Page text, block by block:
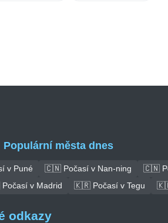
Populární města dnes
v Puné 🇨🇳 Počasí v Nan-ning 🇨🇳
v Madrid 🇰🇷 Počasí v Tegu
odkazy